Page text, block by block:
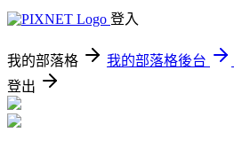
登入
我的部落格 我的部落格後台
登出